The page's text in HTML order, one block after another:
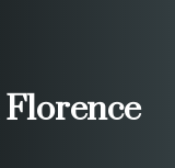
Florence